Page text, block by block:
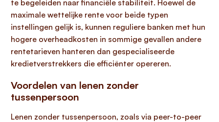
te begeleiden naar financiële stabiliteit. Hoewel de
maximale wettelijke rente voor beide typen
instellingen gelijk is, kunnen reguliere banken met hun
hogere overheadkosten in sommige gevallen andere
rentetarieven hanteren dan gespecialiseerde
kredietverstrekkers die efficiënter opereren.
Voordelen van lenen zonder
tussenpersoon
Lenen zonder tussenpersoon, zoals via peer-to-peer